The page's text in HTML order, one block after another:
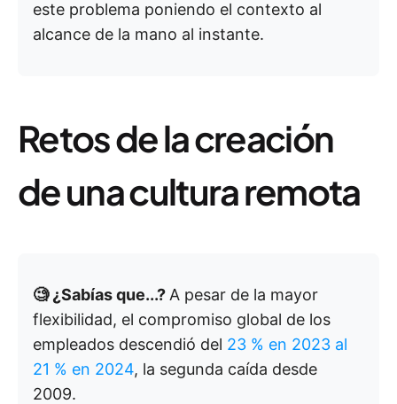
este problema poniendo el contexto al
alcance de la mano al instante.
Retos de la creación
de una cultura remota
🧐 ¿Sabías que...? A pesar de la mayor
flexibilidad, el compromiso global de los
empleados descendió del 23 % en 2023 al
21 % en 2024, la segunda caída desde
2009.